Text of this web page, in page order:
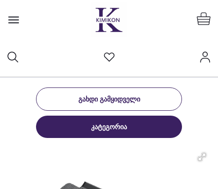
ᲒᲐᲮᲓᲘ ᲒᲐᲛᲧᲘᲓᲕᲔᲚᲘ
ᲙᲐᲢᲔᲒᲝᲠᲘᲐ